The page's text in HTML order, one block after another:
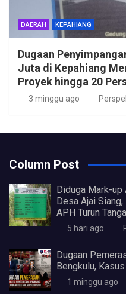
DAERAH KEPAHIANG
Dugaan
Juta di Kepahiang
Proyek hingga 20
3 minggu ago
Column Post
Diduga Mark-up
Desa Ajai
APH Turun
5 hari ago
Dugaan
Bengkulu,
1 minggu ago